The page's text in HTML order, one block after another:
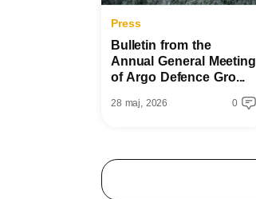
Press
Bulletin from the
Annual General Meeting
of Argo Defence Gro...
28 maj, 2026 0